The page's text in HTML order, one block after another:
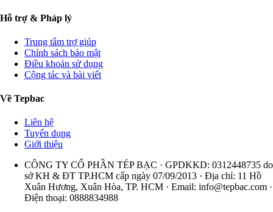
Hỗ trợ & Pháp lý
Trung tâm trợ giúp
Chính sách bảo mật
Điều khoản sử dụng
Cộng tác và bài viết
Về Tepbac
Liên hệ
Tuyển dụng
Giới thiệu
CÔNG TY CỔ PHẦN TÉP BẠC · GPDKKD: 0312448735 do
sở KH & ĐT TP.HCM cấp ngày 07/09/2013 · Địa chỉ: 11 Hồ
Xuân Hương, Xuân Hòa, TP. HCM · Email: info@tepbac.com ·
Điện thoại: 0888834988